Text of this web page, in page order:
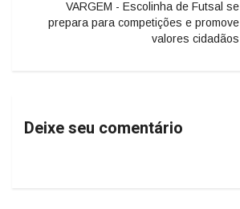
VARGEM - Escolinha de Futsal se
prepara para competições e promove
valores cidadãos
Deixe seu comentário